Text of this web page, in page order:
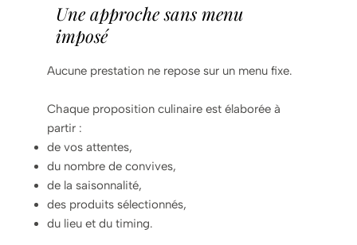
Une approche sans menu
imposé
Aucune prestation ne repose sur un menu fixe.
Chaque proposition culinaire est élaborée à
partir :
de vos attentes,
du nombre de convives,
de la saisonnalité,
des produits sélectionnés,
du lieu et du timing.